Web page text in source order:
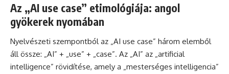
Az „AI use case” etimológiája: angol
gyökerek nyomában
Nyelvészeti szempontból az „AI use case” három elemből
áll össze: „AI” + „use” + „case”. Az „AI” az „artificial
intelligence” rövidítése, amely a „mesterséges intelligencia”